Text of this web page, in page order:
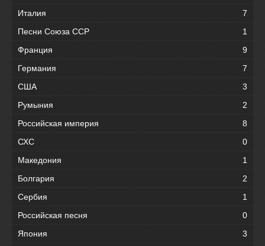
Италия
7
Песни Союза ССР
1
Франция
9
Германия
7
США
3
Румыния
2
Российская империя
8
СХС
0
Македония
1
Болгария
2
Сербия
1
Российская песня
0
Япония
3